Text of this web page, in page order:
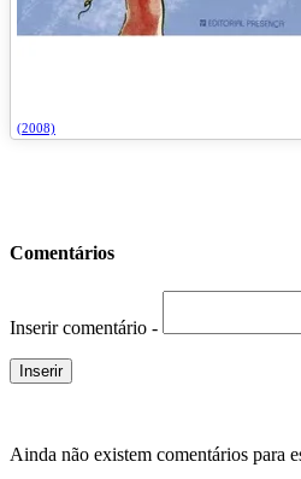
(2008)
Comentários
Inserir comentário -
Ainda não existem comentários para